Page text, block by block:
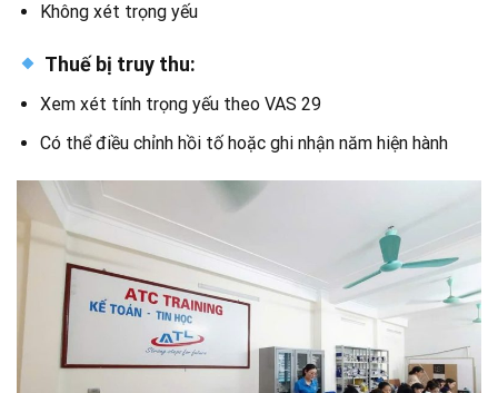
Không xét trọng yếu
Thuế bị truy thu:
Xem xét tính trọng yếu theo VAS 29
Có thể điều chỉnh hồi tố hoặc ghi nhận năm hiện hành